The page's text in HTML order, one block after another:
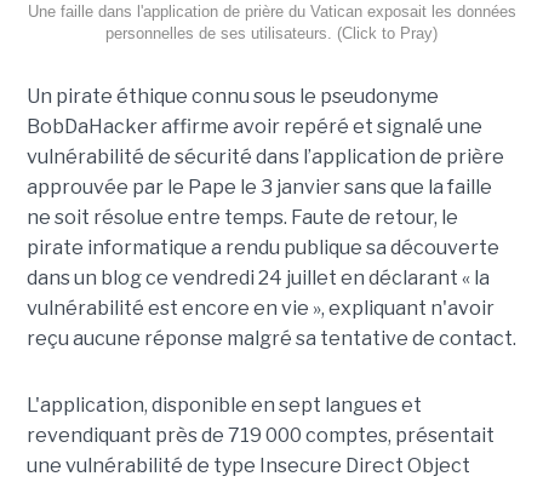
Une faille dans l'application de prière du Vatican exposait les données
personnelles de ses utilisateurs. (Click to Pray)
Un pirate éthique connu sous le pseudonyme
BobDaHacker affirme avoir repéré et signalé une
vulnérabilité de sécurité dans l’application de prière
approuvée par le Pape le 3 janvier sans que la faille
ne soit résolue entre temps. Faute de retour, le
pirate informatique a rendu publique sa découverte
dans un blog ce vendredi 24 juillet en déclarant « la
vulnérabilité est encore en vie », expliquant n'avoir
reçu aucune réponse malgré sa tentative de contact.
L'application, disponible en sept langues et
revendiquant près de 719 000 comptes, présentait
une vulnérabilité de type Insecure Direct Object